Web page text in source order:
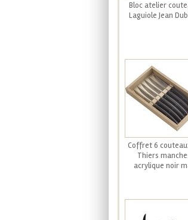
Bloc atelier
Laguiole Jean
Coffret 6
Thiers
acrylique noir